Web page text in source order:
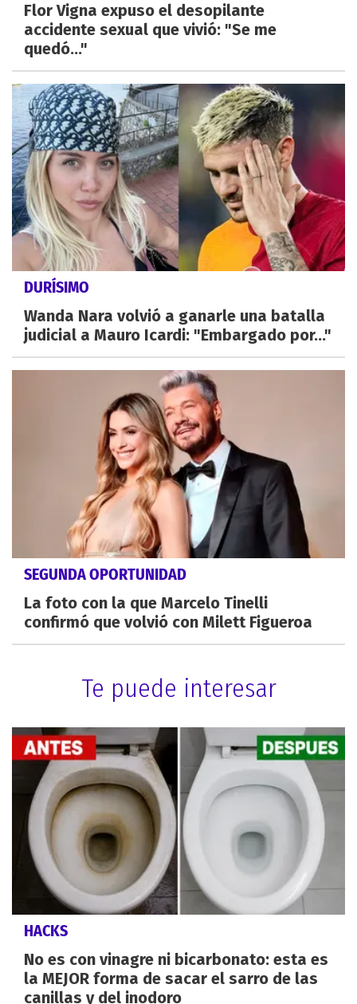
Flor Vigna expuso el desopilante
accidente sexual que vivió: "Se me
quedó..."
DURÍSIMO
Wanda Nara volvió a ganarle una batalla
judicial a Mauro Icardi: "Embargado por..."
SEGUNDA OPORTUNIDAD
La foto con la que Marcelo Tinelli
confirmó que volvió con Milett Figueroa
Te puede interesar
HACKS
No es con vinagre ni bicarbonato: esta es
la MEJOR forma de sacar el sarro de las
canillas y del inodoro